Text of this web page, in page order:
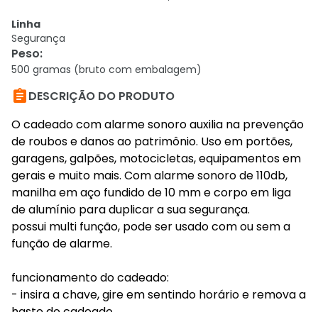
Linha
Segurança
Peso:
500 gramas (bruto com embalagem)
DESCRIÇÃO DO PRODUTO
O cadeado com alarme sonoro auxilia na prevenção
de roubos e danos ao patrimônio. Uso em portões,
garagens, galpões, motocicletas, equipamentos em
gerais e muito mais. Com alarme sonoro de 110db,
manilha em aço fundido de 10 mm e corpo em liga
de alumínio para duplicar a sua segurança.
possui multi função, pode ser usado com ou sem a
função de alarme.
funcionamento do cadeado:
- insira a chave, gire em sentindo horário e remova a